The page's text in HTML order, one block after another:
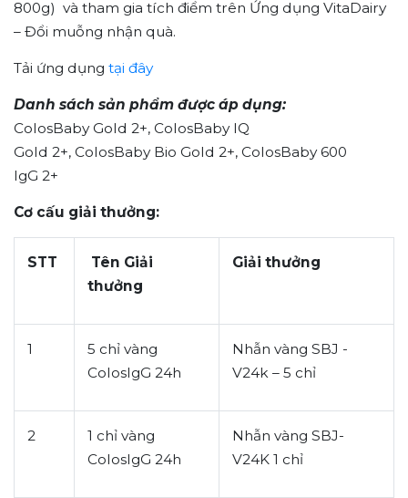
800g) và tham gia tích điểm trên Ứng dụng VitaDairy
– Đổi muỗng nhận quà.
Tải ứng dụng tại đây
Danh sách sản phẩm được áp dụng:
ColosBabyGold 2+, ColosBabyIQ
Gold 2+, ColosBabyBio Gold 2+, ColosBaby600
IgG 2+
Cơ cấu giải thưởng:
STT
Tên Giải
thưởng
Giải thưởng
1
5 chỉ vàng
ColosIgG 24h
Nhẫn vàng SBJ -
V24k – 5 chỉ
2
1 chỉ vàng
ColosIgG 24h
Nhẫn vàng SBJ-
V24K 1 chỉ